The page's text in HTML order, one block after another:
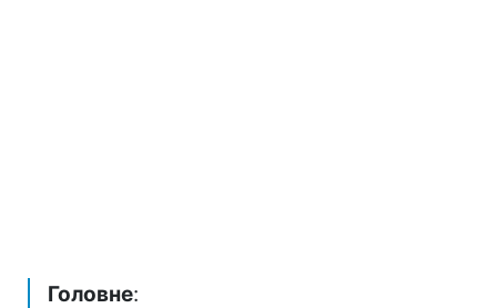
Головне: